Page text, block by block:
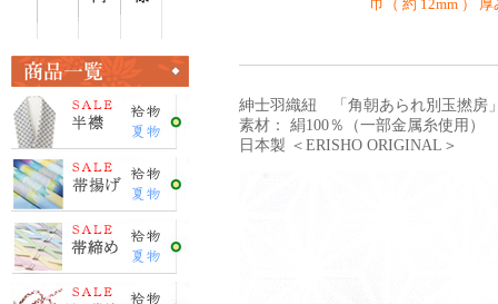
巾（ 約 12mm ）
紳士羽織紐 「角朝あられ別玉撚房
素材： 絹100％（一部金属糸使用）
日本製 ＜ERISHO ORIGINAL＞